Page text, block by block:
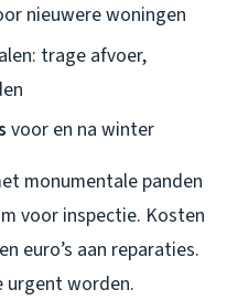
nieuwere woningen
trage afvoer,
voor en na winter
monumentale panden
voor inspectie. Kosten
euro’s aan reparaties.
urgent worden.